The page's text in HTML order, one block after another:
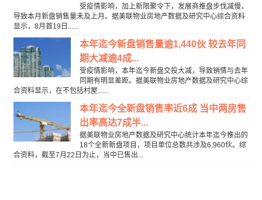
受疫情影响，加上新限聚令下，发展商推盘步伐减慢，
导致本月新盘销售量未及上月。据美联物业房地产数据及研究中心综合资料
显示，8月首19日......
本年迄今新盘销售量逾1,440伙 较去年同
期大减逾4成...
受疫情影响，本年迄今新盘交投大减，导致销情与去年
同期有明显差距。据美联物业房地产数据及研究中心综
合资料显示，在不包括村屋......
本年迄今全新盘销售率近6成 当中两房售
出率高达7成半...
据美联物业房地产数据及研究中心统计本年迄今推出的
18个全新新盘项目，项目单位总数共涉及6,960伙。综
合资料，截至7月22日为止，当中已售出...